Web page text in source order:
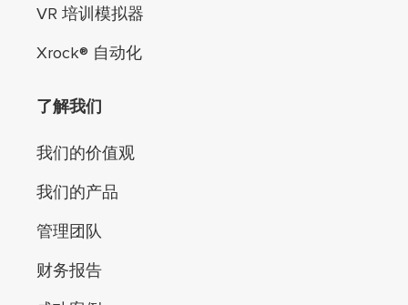
VR 培训模拟器
Xrock® 自动化
了解我们
我们的价值观
我们的产品
管理团队
财务报告